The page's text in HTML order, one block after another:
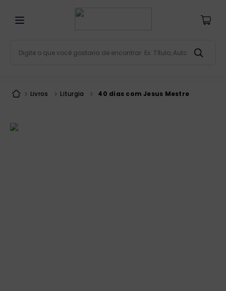
Livros Liturgia 40 dias com Jesus Mestre